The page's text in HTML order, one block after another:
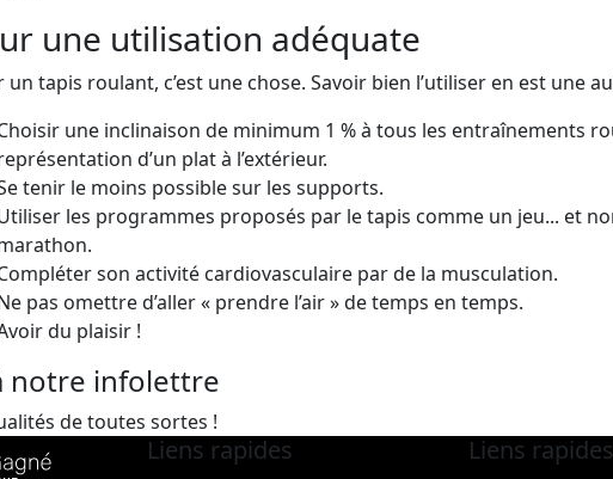
une utilisation adéquate
un tapis roulant, c’est une chose. Savoir bien l’utiliser en est une
une inclinaison de minimum 1 % à tous les entraînements
d’un plat à l’extérieur.
tenir le moins possible sur les supports.
les programmes proposés par le tapis comme un jeu... et
son activité cardiovasculaire par de la musculation.
pas omettre d’aller « prendre l’air » de temps en temps.
du plaisir !
notre infolettre
de toutes sortes !
Liens rapides Liens rapides